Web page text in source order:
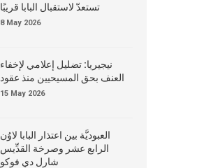
تستعدّ لاستقبال البابا قريبًا
8 May 2026
نيجيريا: تضليل إعلامي لإخفاء
العنف بحق المسيحيين منذ عقود
15 May 2026
العبوديَّة بين اعتذار البابا لاوُن
الرابع عشر وصرخة القدِّيس
شارل دي فوكو